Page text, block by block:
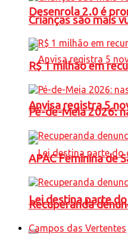
Desenrola 2.0 é
Anvisa registra 5
Lei destina parte
Crianças são mais
R$ 1 milhão em
Pé-de-Meia 2026:
APAC Feminina de
Recuperanda
Campos das Vertentes